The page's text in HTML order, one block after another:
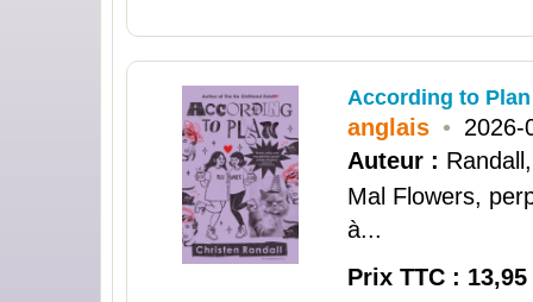
According to Plan
anglais • 2026-
Auteur :
Mal Flowers,
à...
Prix TTC : 13,95